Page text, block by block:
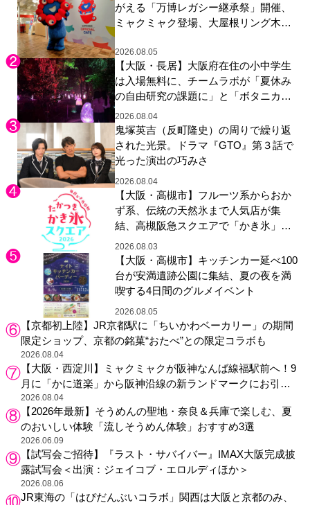
がえる「万博レガシー継承祭」開催、
ミャクミャク登場、大屋根リング木材
展示も
2026.08.05
【大阪・長居】大阪府在住の小中学生
は入場無料に、チームラボが「夏休み
の自由研究の課題に」と「ボタニカル
ガーデン 大阪」へ招待
2026.08.04
鬼塚英吉（反町隆史）の周りで繰り返
された光景。ドラマ『GTO』第３話で
光った演出の巧みさ
2026.08.04
【大阪・高槻市】フルーツ系からおか
ず系、伝統の天然氷まで人気店が集
結、高槻阪急スクエアで「かき氷」祭
り
2026.08.03
【大阪・高槻市】キッチンカー延べ100
台が安満遺跡公園に集結、夏の夜を満
喫する4日間のグルメイベント
2026.08.05
【京都初上陸】JR京都駅に「ちいかわベーカリー」の期間
限定ショップ、京都の銘菓“おたべ”との限定コラボも
2026.08.04
【大阪・西淀川】ミャクミャクが阪神なんば線福駅前へ！9
月に「かに道楽」から阪神沿線の新ランドマークにお引っ
越し
2026.08.04
【2026年最新】そうめんの聖地・奈良＆兵庫で楽しむ、夏
のおいしい体験「流しそうめん体験」おすすめ3選
2026.06.09
【試写会ご招待】『ラスト・サバイバー』IMAX大阪完成披
露試写会＜出演：ジェイコブ・エロルディほか＞
2026.08.06
JR東海の「はぴだんぶいコラボ」関西は大阪と京都のみ、